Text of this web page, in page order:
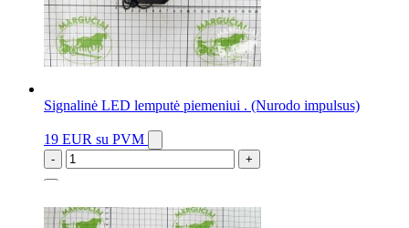
Signalinė LED lemputė piemeniui . (Nurodo impulsus)
19 EUR su PVM
- +